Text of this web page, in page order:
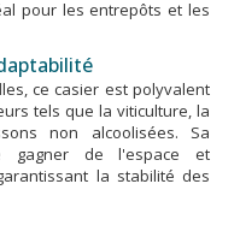
pour les entrepôts et les
ce casier est polyvalent
tels que la viticulture, la
non alcoolisées. Sa
gagner de l'espace et
la stabilité des